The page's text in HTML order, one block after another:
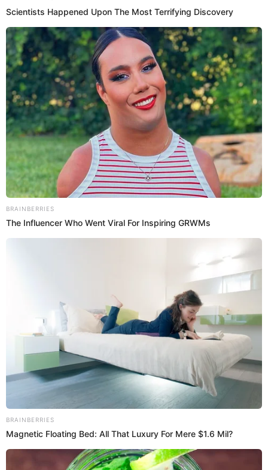
22 Mar 2024 | 19:17 h
Bettina Oneto retorna a las cabinas de Radio
Panamericana
Conocida actriz vuelve a la radio con el reto de animar a nuevas
generaciones en espacio musical.
Redacción EP
Bettina Oneto
28 Ene 2024 | 10:49 h
Giovanna Valcárcel anunció que seguirá en radio
Panamericana este 2024
La conductora radial Giovanna Valcárcel que este año sigue fuerte
en su programa matutino Splash en radio Panamericana.
Redacción EP
Giovanna Valcárcel